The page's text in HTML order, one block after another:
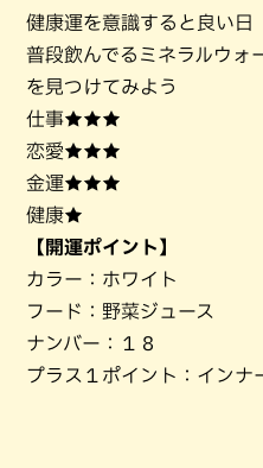
健康運を意識すると良い日
普段飲んでるミネラルウォ
を見つけてみよう
仕事★★★
恋愛★★★
金運★★★
健康★
【開運ポイント】
カラー：ホワイト
フード：野菜ジュース
ナンバー：１８
プラス１ポイント：インナ